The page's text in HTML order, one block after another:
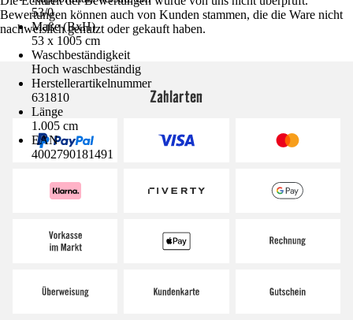
53/0
Maße (BxH)
53 x 1005 cm
Waschbeständigkeit
Hoch waschbeständig
Herstellerartikelnummer
631810
Länge
1.005 cm
EAN
4002790181491
Bewertungen können auch von Kunden stammen, die die Ware nicht
nachweislich genutzt oder gekauft haben.
Zahlarten